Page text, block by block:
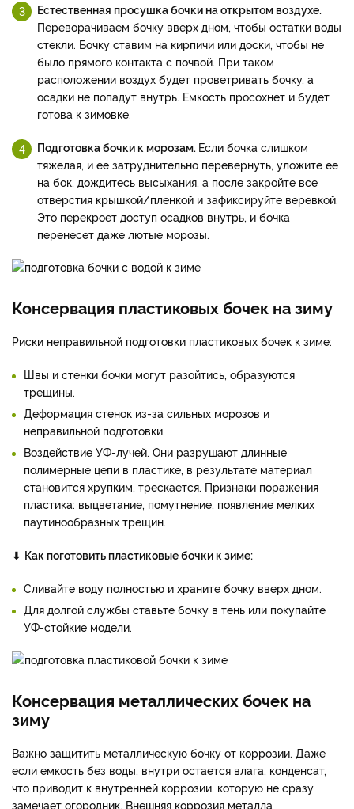
Естественная просушка бочки на открытом воздухе.
Переворачиваем бочку вверх дном, чтобы остатки воды
стекли. Бочку ставим на кирпичи или доски, чтобы не
было прямого контакта с почвой. При таком
расположении воздух будет проветривать бочку, а
осадки не попадут внутрь. Емкость просохнет и будет
готова к зимовке.
Подготовка бочки к морозам. Если бочка слишком
тяжелая, и ее затруднительно перевернуть, уложите ее
на бок, дождитесь высыхания, а после закройте все
отверстия крышкой/пленкой и зафиксируйте веревкой.
Это перекроет доступ осадков внутрь, и бочка
перенесет даже лютые морозы.
Консервация пластиковых бочек на зиму
Риски неправильной подготовки пластиковых бочек к зиме:
Швы и стенки бочки могут разойтись, образуются
трещины.
Деформация стенок из-за сильных морозов и
неправильной подготовки.
Воздействие УФ-лучей. Они разрушают длинные
полимерные цепи в пластике, в результате материал
становится хрупким, трескается. Признаки поражения
пластика: выцветание, помутнение, появление мелких
паутинообразных трещин.
⬇ Как поготовить пластиковые бочки к зиме:
Сливайте воду полностью и храните бочку вверх дном.
Для долгой службы ставьте бочку в тень или покупайте
УФ-стойкие модели.
Консервация металлических бочек на
зиму
Важно защитить металлическую бочку от коррозии. Даже
если емкость без воды, внутри остается влага, конденсат,
что приводит к внутренней коррозии, которую не сразу
замечает огородник. Внешняя коррозия металла